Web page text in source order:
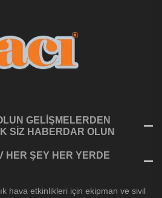
GELİŞMELERDEN
SİZ HABERDAR OLUN
HER ŞEY HER YERDE
hava etkinlikleri için ekipman ve sivil